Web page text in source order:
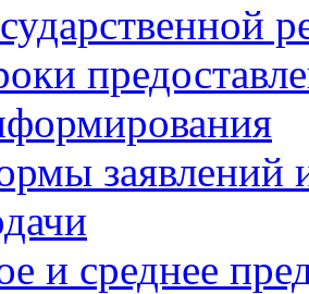
заявлений
и среднее